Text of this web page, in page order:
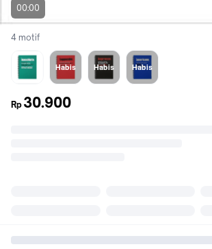
00:00
Lihat semua variant:
4 motif
MACCHIATO
Habis
CAPPUCCINO
Habis
ESPRESSO
Habis
AMERICANO
Rp 30.900